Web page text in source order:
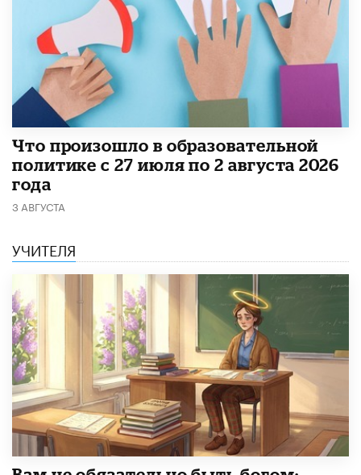
​Что произошло в образовательной
политике с 27 июля по 2 августа 2026
года
3 АВГУСТА
УЧИТЕЛЯ